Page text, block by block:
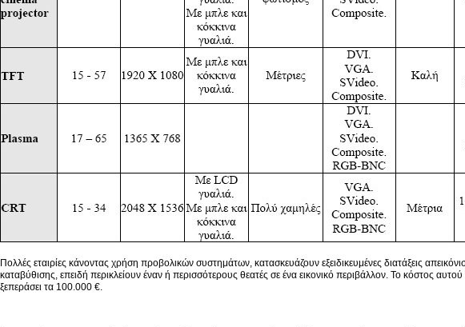
Πολλές εταιρίες κάνοντας χρήση προβολικών συστημάτων, κατασκευάζουν εξειδικευμένες διατάξεις
καταβύθισης, επειδή περικλείουν έναν ή περισσότερους θεατές σε ένα εικονικό περιβάλλον. Το κόστος
ξεπεράσει τα 100.000 €.